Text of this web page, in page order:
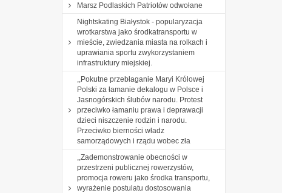
Marsz Podlaskich Patriotów odwołane
Nightskating Białystok - popularyzacja
wrotkarstwa jako środkatransportu w
mieście, zwiedzania miasta na rolkach i
uprawiania sportu zwykorzystaniem
infrastruktury miejskiej.
,,Pokutne przebłaganie Maryi Królowej
Polski za łamanie dekalogu w Polsce i
Jasnogórskich ślubów narodu. Protest
przeciwko łamaniu prawa i deprawacji
dzieci niszczenie rodzin i narodu.
Przeciwko bierności władz
samorządowych i rządu wobec zła
,,Zademonstrowanie obecności w
przestrzeni publicznej rowerzystów,
promocja roweru jako środka transportu,
wyrażenie postulatu dostosowania